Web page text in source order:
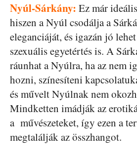
Nyúl-Sárkány: Ez már
hiszen a Nyúl csodálja a
eleganciáját, és igazán jó
szexuális egyetértés is. A
ráunhat a Nyúlra, ha az nem
hozni, színesíteni
és művelt Nyúlnak nem
Mindketten imádják az
a művészeteket, így ezen a
megtalálják az összhangot.